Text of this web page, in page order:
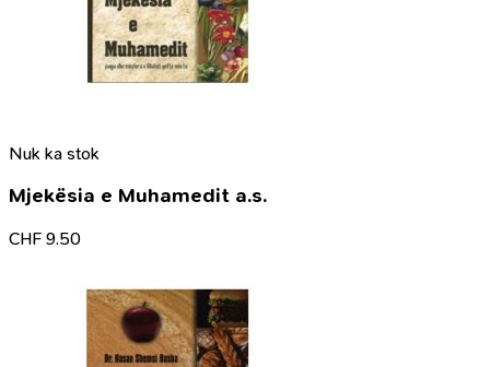
Nuk ka stok
Mjekësia e Muhamedit a.s.
CHF 9.50